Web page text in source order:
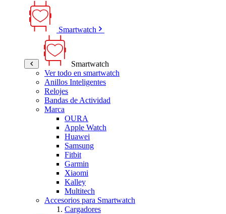
Smartwatch
Smartwatch
Ver todo en smartwatch
Anillos Inteligentes
Relojes
Bandas de Actividad
Marca
OURA
Apple Watch
Huawei
Samsung
Fitbit
Garmin
Xiaomi
Kalley
Multitech
Accesorios para Smartwatch
Cargadores